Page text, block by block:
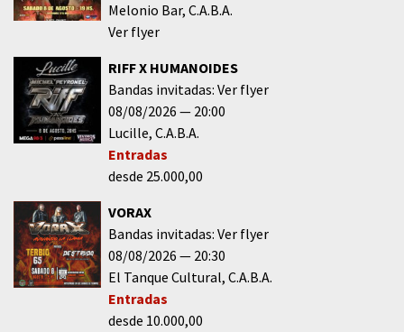
Melonio Bar C.A.B.A.
Ver flyer
RIFF X HUMANOIDES
Bandas invitadas: Ver flyer
08/08/2026
20:00
Lucille C.A.B.A.
Entradas
desde 25.000,00
VORAX
Bandas invitadas: Ver flyer
08/08/2026
20:30
El Tanque Cultural C.A.B.A.
Entradas
desde 10.000,00